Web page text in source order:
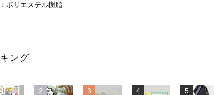
ポリエステル樹脂
ング
2 3 4 5